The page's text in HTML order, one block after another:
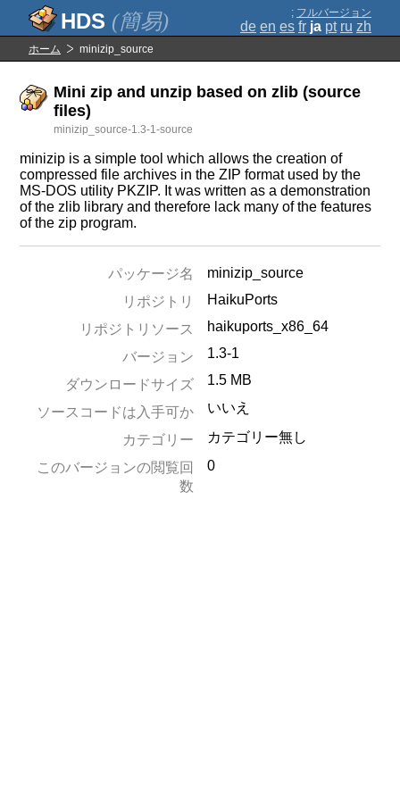
(簡易) ; フルバージョン
de en es fr ja pt ru zh
ホーム minizip_source
Mini zip and unzip based on zlib (source
files)
minizip_source-1.3-1-source
minizip is a simple tool which allows the creation of
compressed file archives in the ZIP format used by the
MS-DOS utility PKZIP. It was written as a demonstration
of the zlib library and therefore lack many of the features
of the zip program.
パッケージ名
minizip_source
リポジトリ
HaikuPorts
リポジトリソース
haikuports_x86_64
バージョン
1.3-1
ダウンロードサイズ 1.5 MB
ソースコードは入手可か いいえ
カテゴリー
カテゴリー無し
このバージョンの閲覧回
数
0